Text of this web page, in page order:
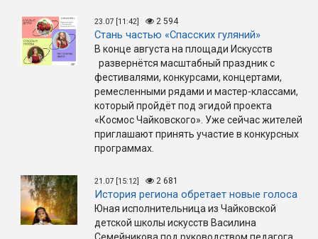
23.07 [11:42] 2 594
Стань частью «Спасских гуляний»
В конце августа на площади Искусств
развернётся масштабный праздник с
фестивалями, конкурсами, концертами,
ремесленными рядами и мастер-классами,
который пройдёт под эгидой проекта
«Космос Чайковского». Уже сейчас жителей
приглашают принять участие в конкурсных
программах.
21.07 [15:12] 2 681
История региона обретает новые голоса
Юная исполнительница из Чайковской
детской школы искусств Василина